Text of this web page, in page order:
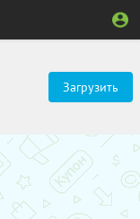
Загрузить